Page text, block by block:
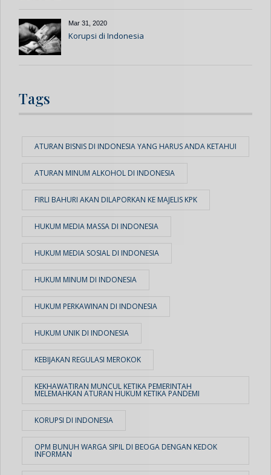
Mar 31, 2020
Korupsi di Indonesia
Tags
ATURAN BISNIS DI INDONESIA YANG HARUS ANDA KETAHUI
ATURAN MINUM ALKOHOL DI INDONESIA
FIRLI BAHURI AKAN DILAPORKAN KE MAJELIS KPK
HUKUM MEDIA MASSA DI INDONESIA
HUKUM MEDIA SOSIAL DI INDONESIA
HUKUM MINUM DI INDONESIA
HUKUM PERKAWINAN DI INDONESIA
HUKUM UNIK DI INDONESIA
KEBIJAKAN REGULASI MEROKOK
KEKHAWATIRAN MUNCUL KETIKA PEMERINTAH
MELEMAHKAN ATURAN HUKUM KETIKA PANDEMI
KORUPSI DI INDONESIA
OPM BUNUH WARGA SIPIL DI BEOGA DENGAN KEDOK
INFORMAN